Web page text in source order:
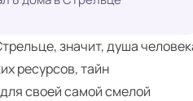
значит, душа
ресурсов, тайн
своей самой смелой